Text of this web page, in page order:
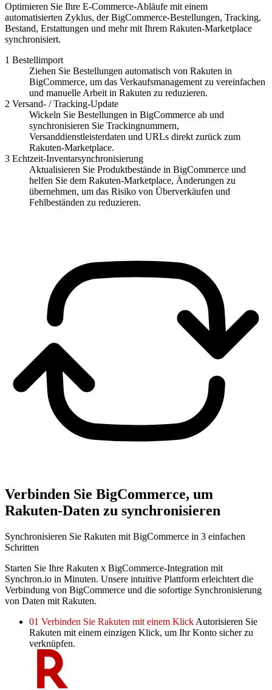
Optimieren Sie Ihre E-Commerce-Abläufe mit einem
automatisierten Zyklus, der BigCommerce-Bestellungen, Tracking,
Bestand, Erstattungen und mehr mit Ihrem Rakuten-Marketplace
synchronisiert.
1 Bestellimport
Ziehen Sie Bestellungen automatisch von Rakuten in
BigCommerce, um das Verkaufsmanagement zu vereinfachen
und manuelle Arbeit in Rakuten zu reduzieren.
2 Versand- / Tracking-Update
Wickeln Sie Bestellungen in BigCommerce ab und
synchronisieren Sie Trackingnummern,
Versanddienstleisterdaten und URLs direkt zurück zum
Rakuten-Marketplace.
3 Echtzeit-Inventarsynchronisierung
Aktualisieren Sie Produktbestände in BigCommerce und
helfen Sie dem Rakuten-Marketplace, Änderungen zu
übernehmen, um das Risiko von Überverkäufen und
Fehlbeständen zu reduzieren.
Verbinden Sie BigCommerce, um
Rakuten-Daten zu synchronisieren
Synchronisieren Sie Rakuten mit BigCommerce in 3 einfachen
Schritten
Starten Sie Ihre Rakuten x BigCommerce-Integration mit
Synchron.io in Minuten. Unsere intuitive Plattform erleichtert die
Verbindung von BigCommerce und die sofortige Synchronisierung
von Daten mit Rakuten.
01 Verbinden Sie Rakuten mit einem Klick Autorisieren Sie
Rakuten mit einem einzigen Klick, um Ihr Konto sicher zu
verknüpfen.